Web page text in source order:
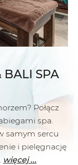
BALI SPA
Połącz
spa.
samym sercu
i pielęgnację
więcej ...